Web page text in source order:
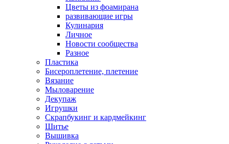
Цветы из фоамирана
развивающие игры
Кулинария
Личное
Новости сообщества
Разное
Пластика
Бисероплетение, плетение
Вязание
Мыловарение
Декупаж
Игрушки
Скрапбукинг и кардмейкинг
Шитье
Вышивка